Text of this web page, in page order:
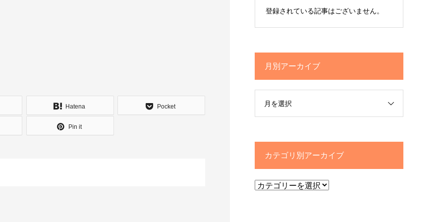
Hatena Pocket
Pin it
登録されている記事はございません。
月別アーカイブ
月を選択
カテゴリ別アーカイブ